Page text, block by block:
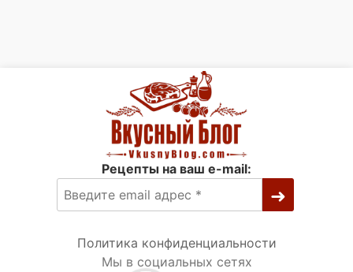
Рецепты на ваш e-mail:
Политика конфиденциальности
Мы в социальных сетях